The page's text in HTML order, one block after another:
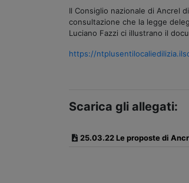
Il Consiglio nazionale di Ancrel
consultazione che la legge
Luciano Fazzi ci illustrano il
https://
Scarica gli allegati:
25.03.22 Le proposte di